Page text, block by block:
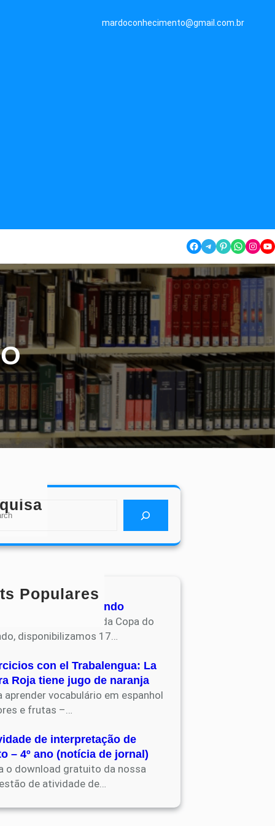
mardoconhecimento@gmail.com.br
Facebook Telegram Pinterest WhatsApp Instagram YouTube
Populares
Copa do Mundo
apostila de atividades da Copa do
disponibilizamos 17…
con el Trabalengua: La
Roja tiene jugo de naranja
aprender vocabulário em espanhol
e frutas –…
de interpretação de
– 4º ano (notícia de jornal)
o download gratuito da nossa
de atividade de…